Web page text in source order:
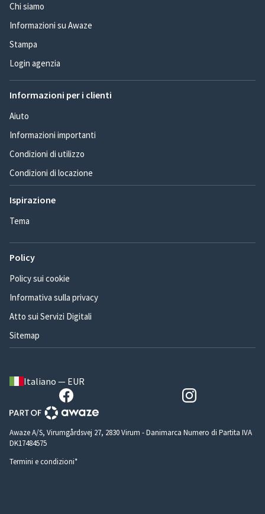
Chi siamo
Informazioni su Awaze
Stampa
Login agenzia
Informazioni per i clienti
Aiuto
Informazioni importanti
Condizioni di utilizzo
Condizioni di locazione
Ispirazione
Tema
Policy
Policy sui cookie
Informativa sulla privacy
Atto sui Servizi Digitali
Sitemap
Italiano — EUR
Awaze A/S, Virumgårdsvej 27, 2830 Virum - Danimarca Numero di Partita IVA
DK17484575
Termini e condizioni*